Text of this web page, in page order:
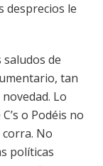
desprecios le
de
tan
Lo
o Podéis no
No
políticas